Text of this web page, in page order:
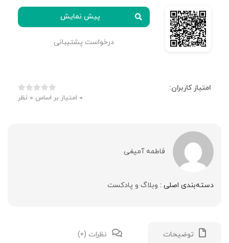
توضیحات نظرات (0)
پیش نمایش
درخواست پشتیبانی
امتیاز کاربران:
0 امتیاز بر اساس 0 نظر
فاطمه آمیغی
دسته‌بندی اصلی : وبلاگ و پادکست